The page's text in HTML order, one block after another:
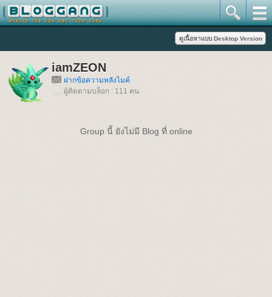
iamZEON
ฝากข้อความหลังไมค์
ผู้ติดตามบล็อก : 111 คน
Group นี้ ยังไม่มี Blog ที่ online